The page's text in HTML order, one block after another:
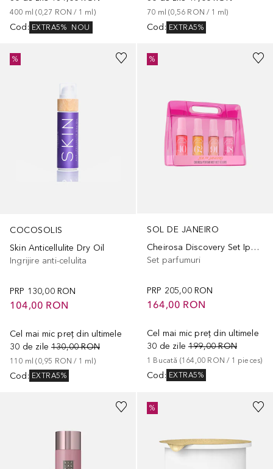
400 ml (0,27 RON / 1 ml )
Cod: EXTRA5% NOU
70 ml (0,56 RON / 1 ml)
Cod: EXTRA5%
COCOSOLIS
Skin Anticellulite Dry Oil
Ingrijire anti-celulita
PRP 130,00 RON
104,00 RON
Cel mai mic preț din ultimele
30 de zile 130,00 RON
110 ml (0,95 RON / 1 ml)
Cod : EXTRA5%
%
SOL DE JANEIRO
Cheirosa Discovery Set Ipanema Sunset
Set parfumuri
PRP 205,00 RON
164,00 RON
Cel mai mic preț din ultimele
30 de zile 199,00 RON
1 Bucată (164,00 RON / 1 pieces)
Cod : EXTRA5%
%
%